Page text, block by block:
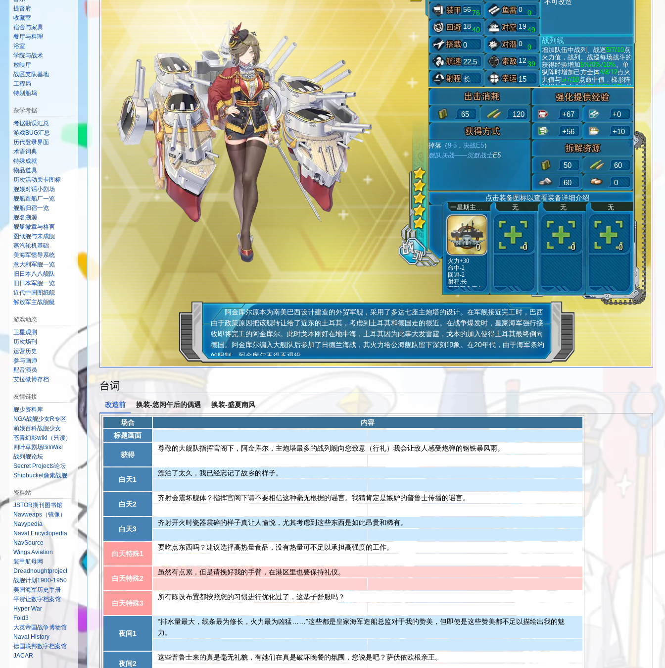
5676 0
0
1840 1949
0 0 0
22.5 1239
长 15
65 120 +67 +0
+56 +10
50 60
60 0
战列线
增加队伍中战列、战巡5/7/10点
火力值，战列、战巡每场战斗的
获得经验增加5%/8%/10% 。单
纵阵时增加己方全体4/8/12点火
力值与5/7/10点命中值，梯形阵
时增加己方全体8%/12%/15%暴
击率与13%/10%/7%被暴击率。
点击装备图标以查看装备详细介绍
0
火力+30
命中-2
回避-2
射程:长
仅限阿金库尔
装备
无
0
无
0
无
0
掉落（9-5 ， 决战E5）
舰队决战——沉默战士E5
阿金库尔原本为南美巴西设计建造的外贸军舰，采用了多达七座主炮塔的设计。在军舰接近完工时，巴西
由于政策原因把该舰转让给了近东的土耳其，考虑到土耳其和德国走的很近。在战争爆发时，皇家海军强行接
收即将完工的阿金库尔。此时戈本刚好在地中海，土耳其因为此事大发雷霆，戈本的加入使得土耳其最终倒向
德国。阿金库尔编入大舰队后参加了日德兰海战，其火力给公海舰队留下深刻印象。在20年代，由于海军条约
的限制，阿金库尔不得不退役。
台词
改造前 换装-悠闲午后的偶遇 换装-盛夏南风
场合
内容
标题画面
获得
尊敬的大舰队指挥官阁下，阿金库尔，主炮塔最多的战列舰向您致意（行礼）我会让敌人感受炮弹的钢铁暴风雨。
白天1
漂泊了太久，我已经忘记了故乡的样子。
白天2
齐射会震坏舰体？指挥官阁下请不要相信这种毫无根据的谣言。我猜肯定是嫉妒的普鲁士传播的谣言。
白天3
齐射开火时瓷器震碎的样子真让人愉悦，尤其考虑到这些东西是如此昂贵和稀有。
白天特殊1
要吃点东西吗？建议选择高热量食品，没有热量可不足以承担高强度的工作。
白天特殊2
虽然有点累，但是请挽好我的手臂，在港区里也要保持礼仪。
白天特殊3
所有陈设布置都按照您的习惯进行优化过了，这垫子舒服吗？
夜间1
“排水量最大，线条最为修长，火力最为凶猛……”这些都是皇家海军造船总监对于我的赞美，但即使是这些赞美都不足以描绘出我的魅
力。
夜间2
这些普鲁士来的真是毫无礼貌，有她们在真是破坏晚餐的氛围，您说是吧？萨伏依欧根亲王。
提督府
收藏室
宿舍与家具
餐厅与料理
浴室
学院与战术
放映厅
战区支队基地
工程局
特别船坞
杂学考据
考据勘误汇总
游戏BUG汇总
历代登录界面
术语词典
特殊成就
物品道具
历次活动关卡图标
舰娘对话小剧场
舰船造船厂一览
舰船归宿一览
舰名溯源
舰艇徽章与格言
图纸舰与未成舰
蒸汽轮机基础
美海军惯导系统
意大利军舰一览
旧日本八八舰队
旧日本军舰一览
近代中国图纸舰
解放军主战舰艇
游戏动态
卫星观测
历次场刊
运营历史
参与画师
配音演员
艾拉微博存档
友情链接
舰少资料库
NGA战舰少女R专区
萌娘百科战舰少女
苍青幻影wiki（只读）
四叶草剧场BiliWiki
战列舰论坛
Secret Projects论坛
Shipbucket像素战舰
资料站
JSTOR期刊图书馆
Navweaps（镜像）
Navypedia
Naval Encyclopedia
NavSource
Wings Aviation
装甲航母网
Dreadnoughtproject
战舰计划1900-1950
美国海军历史手册
平贺让数字档案馆
Hyper War
Fold3
大英帝国战争博物馆
Naval History
德国联邦数字档案馆
JACAR